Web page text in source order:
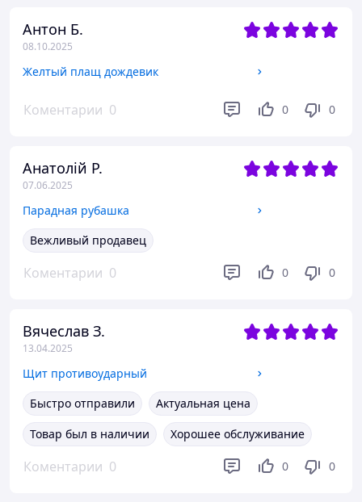
Антон Б.
08.10.2025
Желтый плащ дождевик
Коментарии 0 0 0
Анатолій Р.
07.06.2025
Парадная рубашка
Вежливый продавец
Коментарии 0 0 0
Вячеслав З.
13.04.2025
Щит противоударный
Быстро отправили
Актуальная цена
Товар был в наличии
Хорошее обслуживание
Коментарии 0 0 0